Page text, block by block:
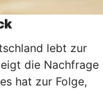
lebt zur
die Nachfrage
hat zur Folge,